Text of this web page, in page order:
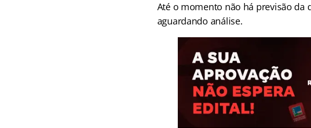
Até o momento não há previsão da
aguardando análise.